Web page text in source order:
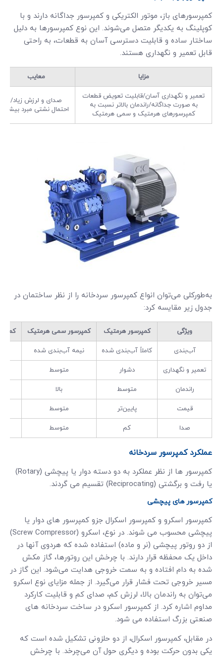
کمپرسورهای باز، موتور الکتریکی و کمپرسور جداگانه دارند و با
کوپلینگ به یکدیگر متصل می‌شوند. این نوع کمپرسورها به دلیل
ساختار ساده و قابلیت دسترسی آسان به قطعات، به راحتی
قابل تعمیر و نگهداری هستند.
مزایا معایب
تعمیر و نگهداری آسان/قابلیت تعویض قطعات
به صورت جداگانه/راندمان بالاتر نسبت به
کمپرسورهای هرمتیک و سمی هرمتیک
صدای و لرزش زیاد/
احتمال نشتی مبرد بیشتر
به‌طورکلی می‌توان انواع کمپرسور سردخانه را از نظر ساختمان در
جدول زیر مقایسه کرد:
ویژگی کمپرسور هرمتیک کمپرسور سمی هرمتیک
آب‌بندی کاملاً آب‌بندی شده نیمه آب‌بندی شده
تعمیر و نگهداری دشوار متوسط
راندمان متوسط بالا
قیمت پایین‌تر متوسط
صدا کم متوسط
عملکرد کمپرسور سردخانه
کمپرسور ها از نظر عملکرد به دو دسته دوار یا پیچشی (Rotary)
یا رفت و برگشتی (Reciprocating) تقسیم می گردند.
کمپرسور های پیچشی
کمپرسور اسکرو و کمپرسور اسکرال جزو کمپرسور های دوار یا
پیچشی محسوب می شوند. در نوع، اسکرو (Screw Compressor)
از دو روتور پیچشی (نر و ماده) استفاده شده که هردوی آنها در
داخل یک محفظه قرار دارند. با چرخش این روتورها، گاز مکش
شده به دام افتاده و به سمت خروجی هدایت می‌شود. این گاز در
مسیر خروجی تحت فشار قرار می‌گیرد. از جمله مزایای نوع اسکرو
می‌توان به راندمان بالا، لرزش کم، صدای کم و قابلیت کارکرد
مداوم اشاره کرد. از کمپرسور اسکرو در ساخت سردخانه های
صنعتی بزرگ استفاده می شود.
در مقابل، کمپرسور اسکرال، از دو حلزونی تشکیل شده است که
یکی بدون حرکت بوده و دیگری حول آن می‌چرخد. با چرخش